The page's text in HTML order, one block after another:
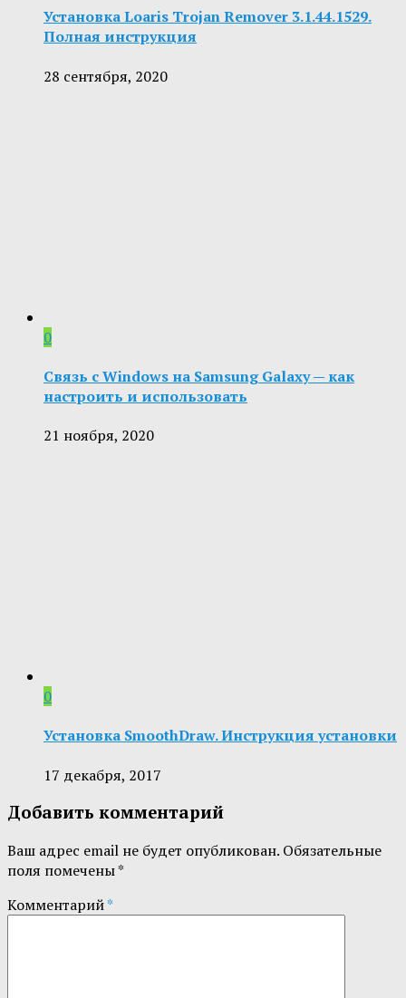
Установка Loaris Trojan Remover 3.1.44.1529.
Полная инструкция
28 сентября, 2020
0
Связь с Windows на Samsung Galaxy — как
настроить и использовать
21 ноября, 2020
0
Установка SmoothDraw. Инструкция установки
17 декабря, 2017
Добавить комментарий
Ваш адрес email не будет опубликован. Обязательные
поля помечены*
Комментарий*